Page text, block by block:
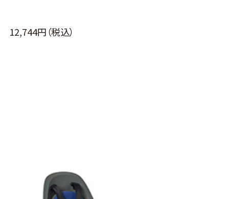
12,744円（税込）